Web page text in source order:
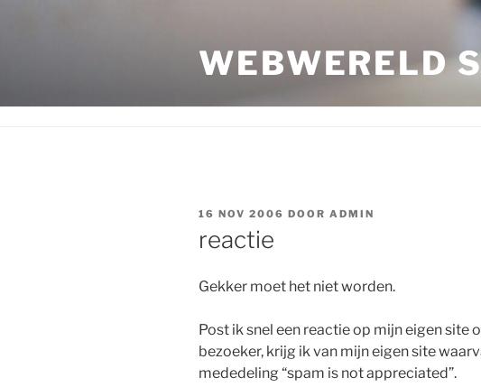
WEBWERELD
GEPLAATST
16 NOV 2006 DOOR ADMIN
reactie
Gekker moet het niet worden.
Post ik snel een reactie op mijn eigen site
bezoeker, krijg ik van mijn eigen site
mededeling “spam is not appreciated”.